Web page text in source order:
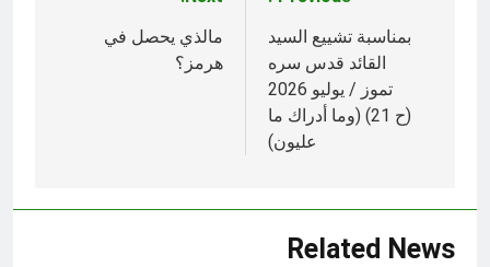
المقالات
بمناسبة تشييع السيد
القائد قدس سره
تموز / يوليو 2026
(ح 21) (وما أدراك ما
عليون)
مالذي يحصل في
هرمز؟
Related News